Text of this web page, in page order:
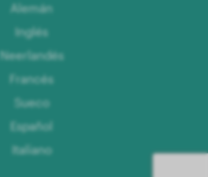
Alemán
Inglés
Neerlandés
Francés
Sueco
Español
Italiano